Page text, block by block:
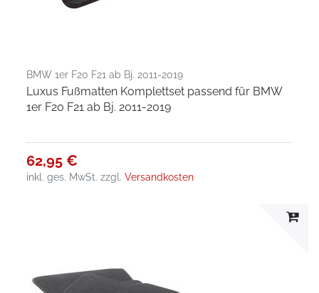
BMW 1er F20 F21 ab Bj. 2011-2019
Luxus Fußmatten Komplettset passend für BMW
1er F20 F21 ab Bj. 2011-2019
62,95 €
inkl. ges. MwSt. zzgl.Versandkosten